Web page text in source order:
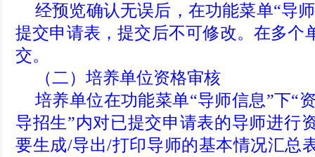
经预览确认无误后，在功能菜单“导
提交申请表，提交后不可修改。在多个
交。
（二）培养单位资格审核
培养单位在功能菜单“导师信息”下“
导招生”内对已提交申请表的导师进行
要生成/导出/打印导师的基本情况汇总